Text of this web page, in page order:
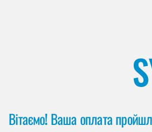
Вітаємо! Ваша оплата